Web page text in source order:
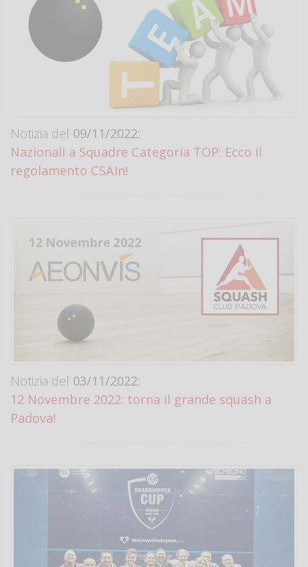
Notizia del 09/11/2022:
Nazionali a Squadre Categoria TOP: Ecco il
regolamento CSAIn!
Notizia del 03/11/2022:
12 Novembre 2022: torna il grande squash a
Padova!